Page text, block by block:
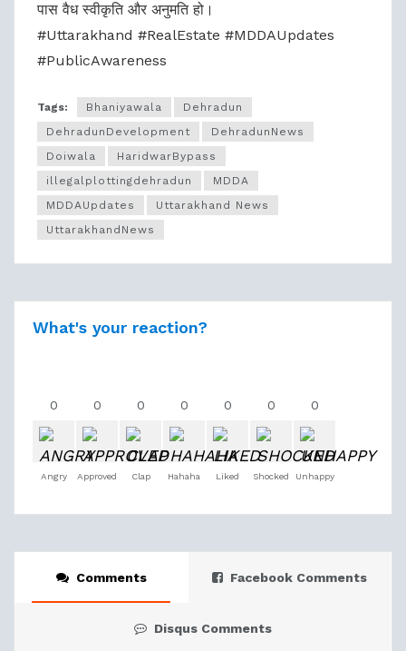
पास वैध स्वीकृति और अनुमति हो।
#Uttarakhand #RealEstate #MDDAUpdates
#PublicAwareness
Tags: Bhaniyawala
Dehradun
DehradunDevelopment
DehradunNews
Doiwala
HaridwarBypass
illegalplottingdehradun
MDDA
MDDAUpdates
Uttarakhand News
UttarakhandNews
What's your reaction?
0
Angry
0
Approved
0
Clap
0
Hahaha
0
Liked
0
Shocked
0
Unhappy
Comments Facebook Comments
Disqus Comments